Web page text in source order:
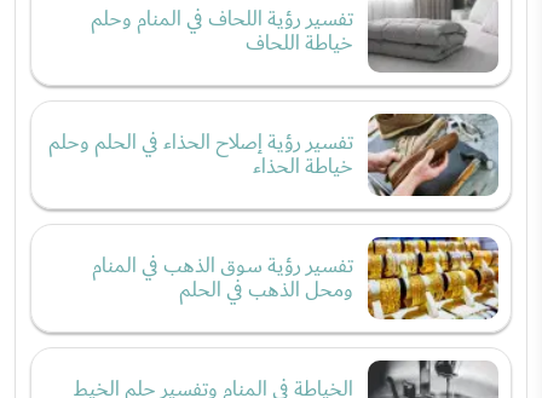
تفسير رؤية اللحاف في المنام وحلم
خياطة اللحاف
تفسير رؤية إصلاح الحذاء في الحلم وحلم
خياطة الحذاء
تفسير رؤية سوق الذهب في المنام
ومحل الذهب في الحلم
الخياطة في المنام وتفسير حلم الخيط